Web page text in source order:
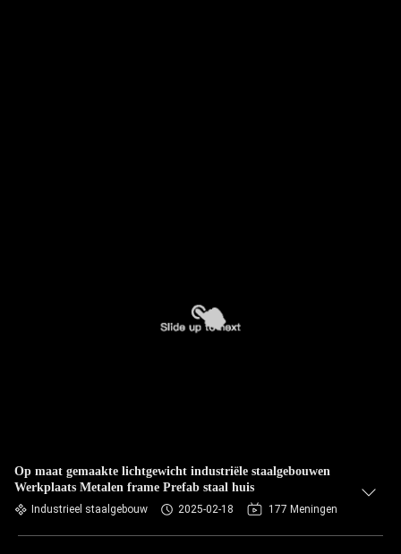
Op maat gemaakte lichtgewicht industriële staalgebouwen
Werkplaats Metalen frame Prefab staal huis
Industrieel staalgebouw 2025-02-18 177 Meningen